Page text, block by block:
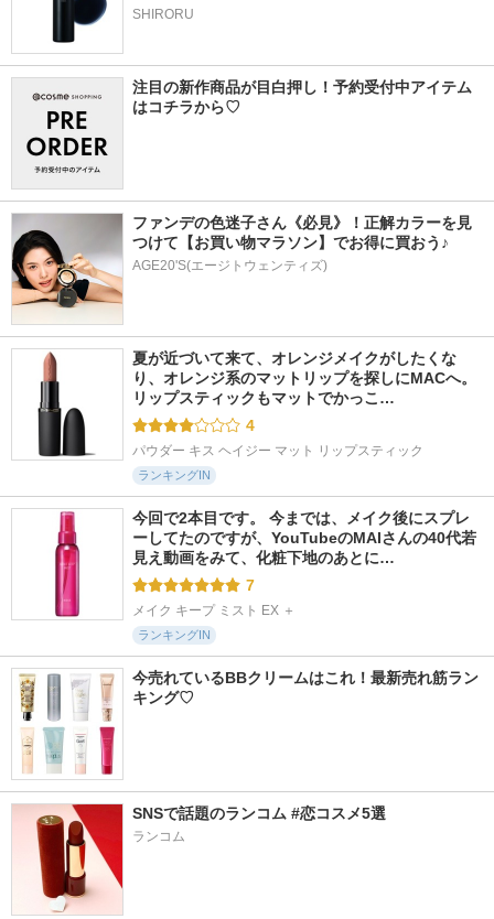
SHIRORU
注目の新作商品が目白押し！予約受付中アイテム
はコチラから♡
ファンデの色迷子さん《必見》！正解カラーを見
つけて【お買い物マラソン】でお得に買おう♪
AGE20'S(エージトウェンティズ)
夏が近づいて来て、オレンジメイクがしたくな
り、オレンジ系のマットリップを探しにMACへ。
リップスティックもマットでかっこ…
4
パウダー キス ヘイジー マット リップスティック
ランキングIN
今回で2本目です。 今までは、メイク後にスプレ
ーしてたのですが、YouTubeのMAIさんの40代若
見え動画をみて、化粧下地のあとに…
7
メイク キープ ミスト EX ＋
ランキングIN
今売れているBBクリームはこれ！最新売れ筋ラン
キング♡
SNSで話題のランコム #恋コスメ5選
ランコム